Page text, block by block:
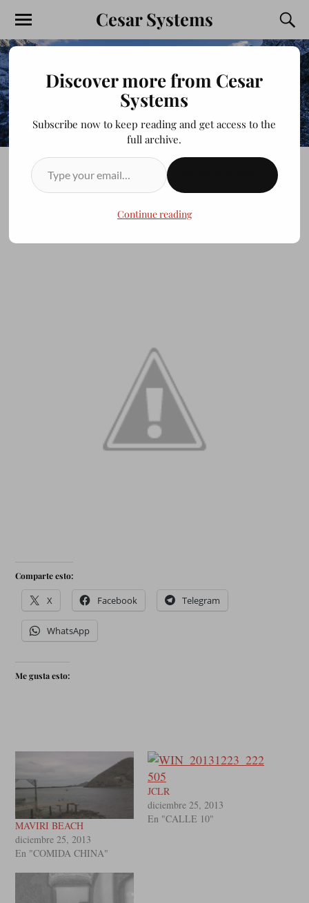
Cesar Systems
RED LINES
Comparte esto:
X Facebook Telegram
WhatsApp
Me gusta esto:
MAVIRI BEACH
diciembre 25, 2013
En "COMIDA CHINA"
JCLR
diciembre 25, 2013
En "CALLE 10"
Discover more from Cesar
Systems
Subscribe now to keep reading and get access to the
full archive.
Continue reading